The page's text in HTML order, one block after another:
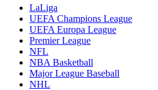
LaLiga
UEFA Champions League
UEFA Europa League
Premier League
NFL
NBA Basketball
Major League Baseball
NHL